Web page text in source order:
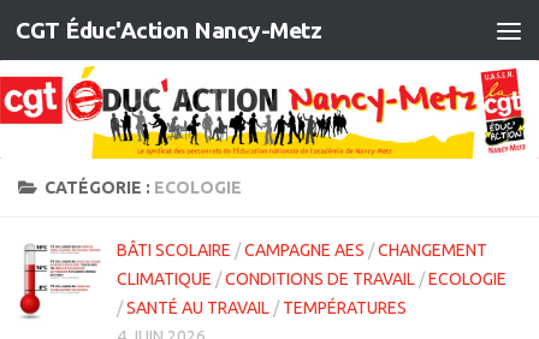
Skip to content
CGT Éduc'Action Nancy-Metz
CATÉGORIE : ECOLOGIE
BÂTI SCOLAIRE /CAMPAGNE AES /CHANGEMENT
CLIMATIQUE /CONDITIONS DE TRAVAIL /ECOLOGIE
/SANTÉ AU TRAVAIL /TEMPÉRATURES